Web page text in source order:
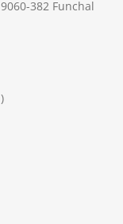
382 Funchal